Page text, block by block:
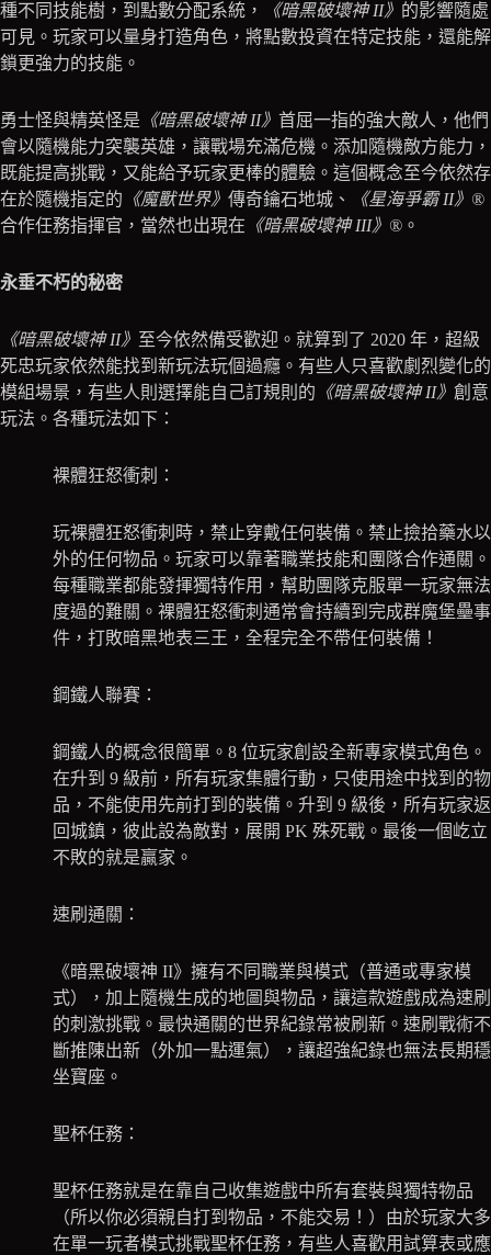
種不同技能樹，到點數分配系統，
《暗黑破壞神 II》 的影響隨處
可見。玩家可以量身打造角色，將點數投資在特定技能，還能解
鎖更強力的技能。
勇士怪與精英怪是 《暗黑破壞神 II》 首屈一指的強大敵人，他們
會以隨機能力突襲英雄，讓戰場充滿危機。添加隨機敵方能力，
既能提高挑戰，又能給予玩家更棒的體驗。這個概念至今依然存
在於隨機指定的 《魔獸世界》 傳奇鑰石地城、
《星海爭霸 II》®
合作任務指揮官，當然也出現在 《暗黑破壞神 III》® 。
永垂不朽的秘密
《暗黑破壞神 II》 至今依然備受歡迎。就算到了 2020 年，超級
死忠玩家依然能找到新玩法玩個過癮。有些人只喜歡劇烈變化的
模組場景，有些人則選擇能自己訂規則的 《暗黑破壞神 II》 創意
玩法。各種玩法如下：
裸體狂怒衝刺：
玩裸體狂怒衝刺時，禁止穿戴任何裝備。禁止撿拾藥水以
外的任何物品。玩家可以靠著職業技能和團隊合作通關。
每種職業都能發揮獨特作用，幫助團隊克服單一玩家無法
度過的難關。裸體狂怒衝刺通常會持續到完成群魔堡壘事
件，打敗暗黑地表三王，全程完全不帶任何裝備！
鋼鐵人聯賽：
鋼鐵人的概念很簡單。8 位玩家創設全新專家模式角色。
在升到 9 級前，所有玩家集體行動，只使用途中找到的物
品，不能使用先前打到的裝備。升到 9 級後，所有玩家返
回城鎮，彼此設為敵對，展開 PK 殊死戰。最後一個屹立
不敗的就是贏家。
速刷通關：
《暗黑破壞神 II》擁有不同職業與模式（普通或專家模
式），加上隨機生成的地圖與物品，讓這款遊戲成為速刷
的刺激挑戰。最快通關的世界紀錄常被刷新。速刷戰術不
斷推陳出新（外加一點運氣），讓超強紀錄也無法長期穩
坐寶座。
聖杯任務：
聖杯任務就是在靠自己收集遊戲中所有套裝與獨特物品
（所以你必須親自打到物品，不能交易！）由於玩家大多
在單一玩者模式挑戰聖杯任務，有些人喜歡用試算表或應